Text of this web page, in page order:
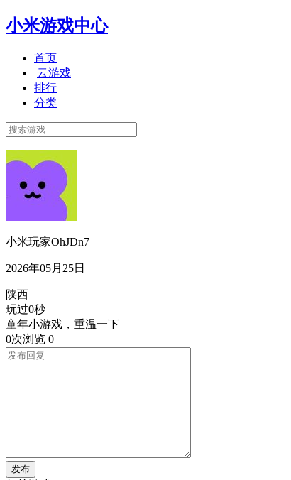
小米游戏中心
首页
云游戏
排行
分类
小米玩家OhJDn7
2026年05月25日
陕西
玩过0秒
童年小游戏，重温一下
0次浏览 0
发布